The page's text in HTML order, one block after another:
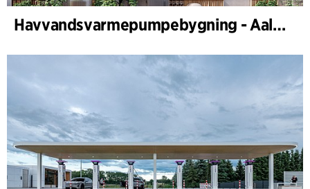
Havvandsvarmepumpebygning - Aalborg Forsyning